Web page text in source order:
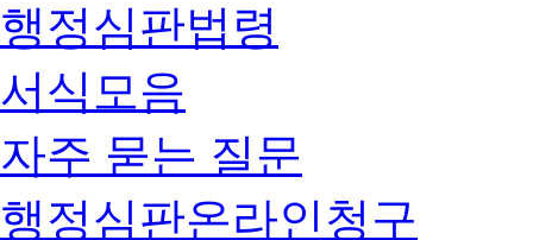
행정심판법령
서식모음
자주 묻는 질문
행정심판온라인청구